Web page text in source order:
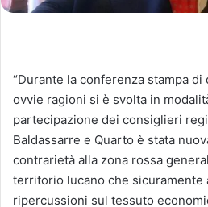
“Durante la conferenza stampa
ovvie ragioni si è svolta in
partecipazione dei consiglieri
Baldassarre e Quarto è stata
contrarietà alla zona rossa
territorio lucano che sicuramente
ripercussioni sul tessuto